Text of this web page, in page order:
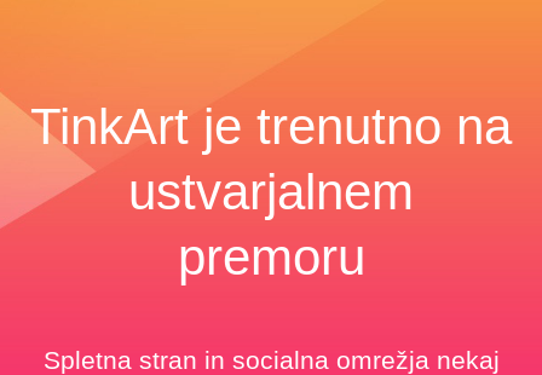
TinkArt je trenutno na
ustvarjalnem
premoru
Spletna stran in socialna omrežja nekaj